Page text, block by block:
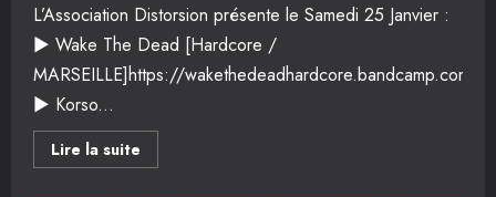
L’Association Distorsion présente le Samedi 25 Janvier :
► Wake The Dead [Hardcore /
MARSEILLE]https://wakethedeadhardcore.bandcamp.com/
► Korso...
Lire la suite
savoir